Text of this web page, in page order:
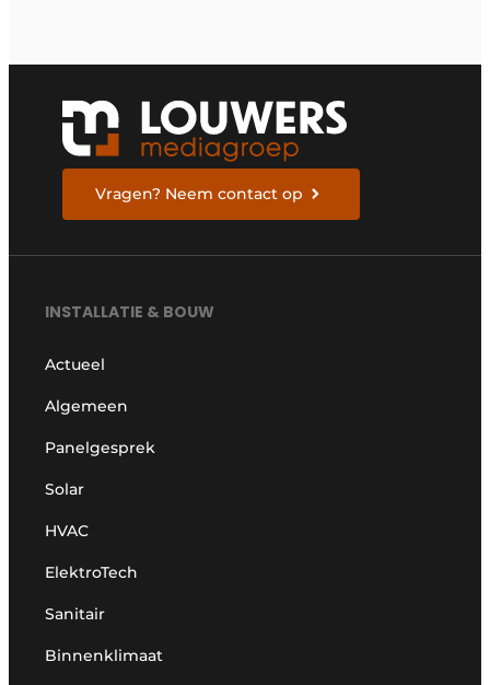
Vragen? Neem contact op
INSTALLATIE & BOUW
Actueel
Algemeen
Panelgesprek
Solar
HVAC
ElektroTech
Sanitair
Binnenklimaat